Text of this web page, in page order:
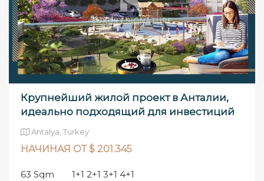
Крупнейший жилой проект в Анталии,
идеально подходящий для инвестиций
Antalya, Turkey
НАЧИНАЯ ОТ $ 201.345
63 Sqm 1+1 2+1 3+1 4+1